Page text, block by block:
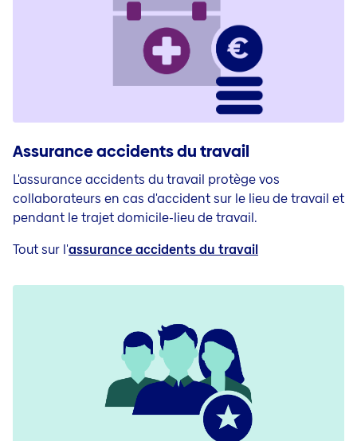
Assurance accidents du travail
L'assurance accidents du travail protège vos
collaborateurs en cas d'accident sur le lieu de travail et
pendant le trajet domicile-lieu de travail.
Tout sur l'assurance accidents du travail